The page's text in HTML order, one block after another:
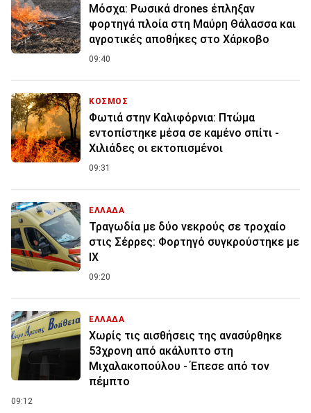
Μόσχα: Ρωσικά drones έπληξαν
φορτηγά πλοία στη Μαύρη Θάλασσα και
αγροτικές αποθήκες στο Χάρκοβο
09:40
ΚΟΣΜΟΣ
Φωτιά στην Καλιφόρνια: Πτώμα
εντοπίστηκε μέσα σε καμένο σπίτι -
Χιλιάδες οι εκτοπισμένοι
09:31
ΕΛΛΑΔΑ
Τραγωδία με δύο νεκρούς σε τροχαίο
στις Σέρρες: Φορτηγό συγκρούστηκε με
ΙΧ
09:20
ΕΛΛΑΔΑ
Χωρίς τις αισθήσεις της ανασύρθηκε
53χρονη από ακάλυπτο στη
Μιχαλακοπούλου - Έπεσε από τον
πέμπτο
09:12